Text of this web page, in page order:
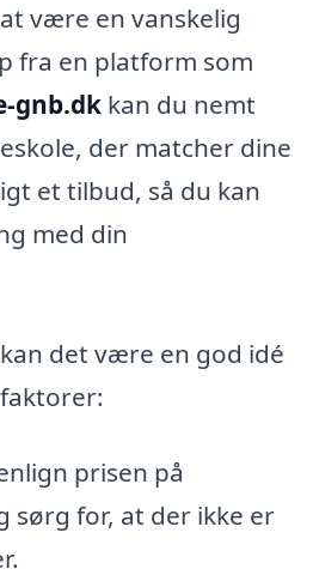
være en vanskelig
fra en platform som
gnb.dk kan du nemt
der matcher dine
et tilbud, så du kan
med din
det være en god idé
prisen på
sørg for, at der ikke er